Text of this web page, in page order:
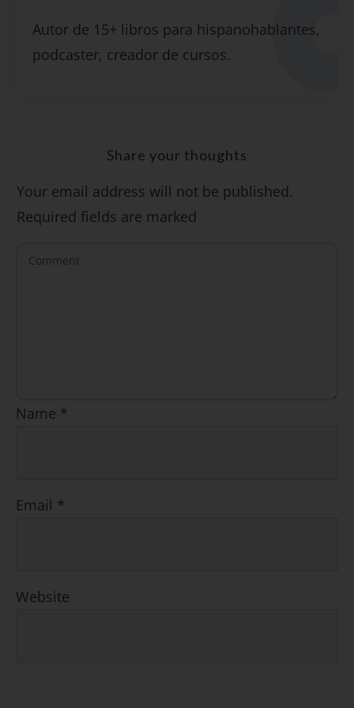
Suscríbete y recibirás 2 o 3 lecciones
gratuitas por semana, además de la guía
"7 errores comunes al hablar inglés (y
SÍ, QUIERO
Autor de 15+ libros para hispanohablantes,
podcaster, creador de cursos.
Share your thoughts
Your email address will not be published.
Required fields are marked
Name *
Email *
Website